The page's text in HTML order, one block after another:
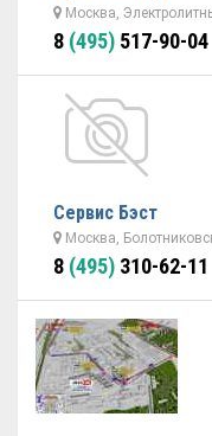
Москва,
8 (495) 517-90-04
Сервис Бэст
Москва,
8 (495) 310-62-11